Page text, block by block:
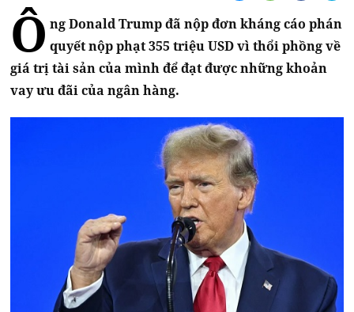
Ô ng Donald Trump đã nộp đơn kháng cáo phán
quyết nộp phạt 355 triệu USD vì thổi phồng về
giá trị tài sản của mình để đạt được những khoản
vay ưu đãi của ngân hàng.